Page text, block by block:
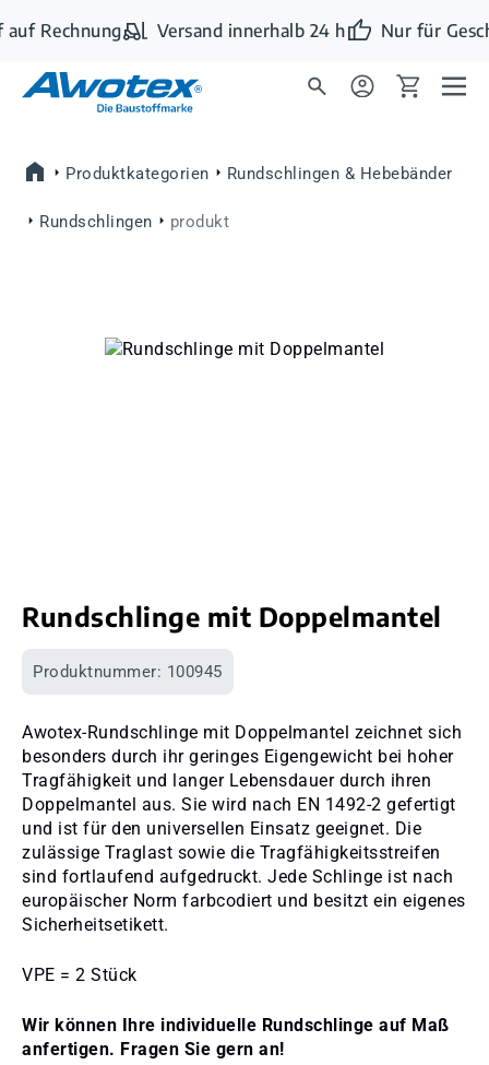
Zum Hauptinhalt springen
Rechnung Versand innerhalb 24 h Nur für
Produktkategorien Rundschlingen & Hebebänder
Rundschlingen produkt
Bildergalerie überspringen
Rundschlinge mit Doppelmantel
Produktnummer: 100945
Awotex-Rundschlinge mit Doppelmantel zeichnet sich
besonders durch ihr geringes Eigengewicht bei hoher
Tragfähigkeit und langer Lebensdauer durch ihren
Doppelmantel aus. Sie wird nach EN 1492-2 gefertigt
und ist für den universellen Einsatz geeignet. Die
zulässige Traglast sowie die Tragfähigkeitsstreifen
sind fortlaufend aufgedruckt. Jede Schlinge ist nach
europäischer Norm farbcodiert und besitzt ein eigenes
Sicherheitsetikett.
VPE = 2 Stück
Wir können Ihre individuelle Rundschlinge auf Maß
anfertigen. Fragen Sie gern an!